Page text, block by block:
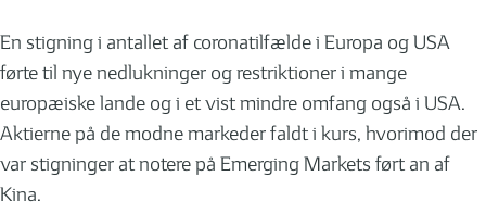
En stigning i antallet af coronatilfælde i Europa og USA
førte til nye nedlukninger og restriktioner i mange
europæiske lande og i et vist mindre omfang også i USA.
Aktierne på de modne markeder faldt i kurs, hvorimod der
var stigninger at notere på Emerging Markets ført an af
Kina.